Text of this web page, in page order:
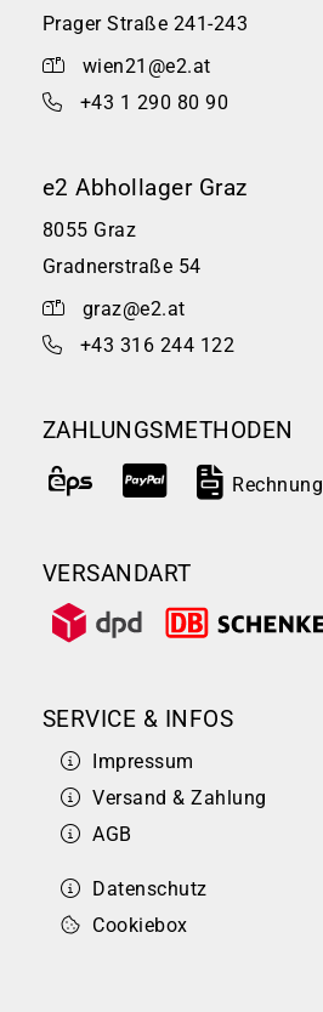
Prager Straße 241-243
wien21@e2.at
+43 1 290 80 90
e2 Abhollager Graz
8055 Graz
Gradnerstraße 54
graz@e2.at
+43 316 244 122
ZAHLUNGSMETHODEN
Rechnung
VERSANDART
SERVICE & INFOS
Impressum
Versand & Zahlung
AGB
Datenschutz
Cookiebox